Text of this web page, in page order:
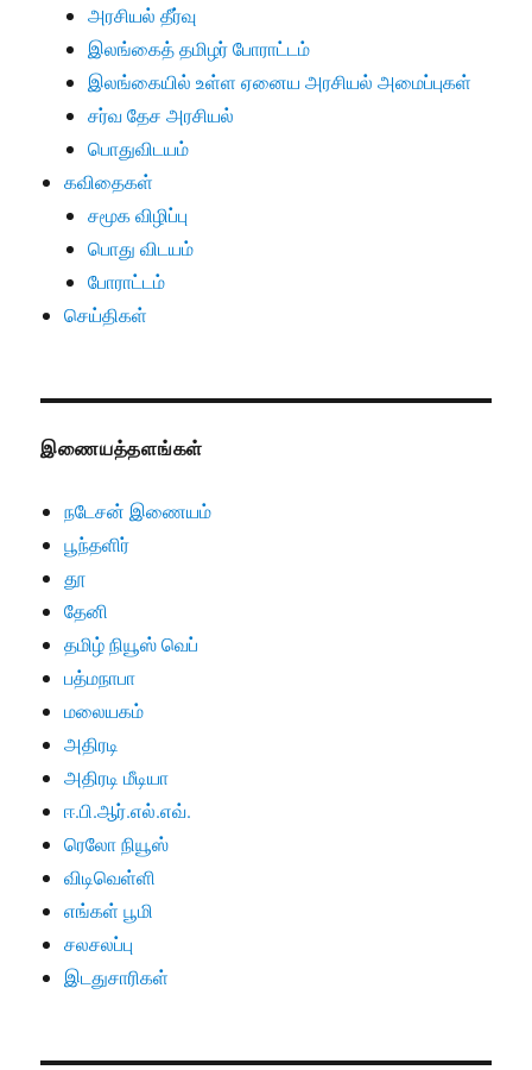
அரசியல் தீர்வு
இலங்கைத் தமிழர் போராட்டம்
இலங்கையில் உள்ள ஏனைய அரசியல் அமைப்புகள்
சர்வ தேச அரசியல்
பொதுவிடயம்
கவிதைகள்
சமூக விழிப்பு
பொது விடயம்
போராட்டம்
செய்திகள்
இணையத்தளங்கள்
நடேசன் இணையம்
பூந்தளிர்
தூ
தேனி
தமிழ் நியூஸ் வெப்
பத்மநாபா
மலையகம்
அதிரடி
அதிரடி மீடியா
ஈ.பி.ஆர்.எல்.எவ்.
ரெலோ நியூஸ்
விடிவெள்ளி
எங்கள் பூமி
சலசலப்பு
இடதுசாரிகள்